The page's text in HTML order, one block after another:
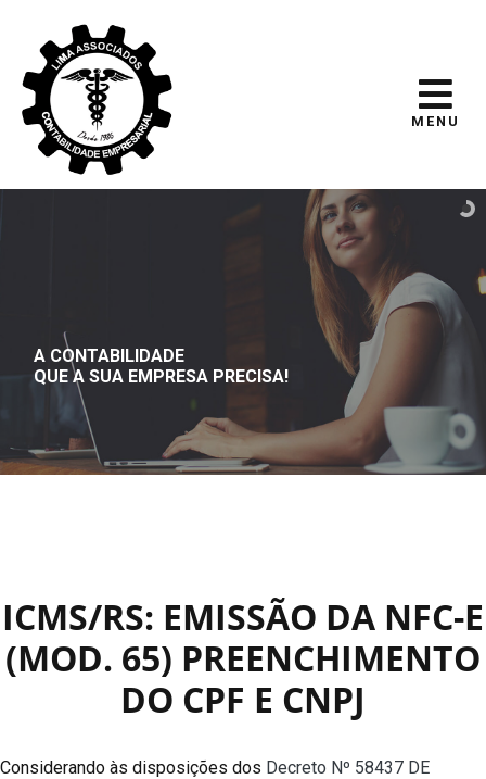
MENU
A CONTABILIDADE
QUE A SUA EMPRESA PRECISA!
ICMS/RS: EMISSÃO DA NFC-E
(MOD. 65) PREENCHIMENTO
DO CPF E CNPJ
Considerando às disposições dos Decreto Nº 58437 DE